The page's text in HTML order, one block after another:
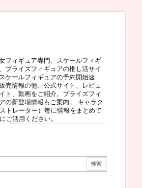
フィギュア専門。スケールフィギ
プライズフィギュアの推し活サイ
ケールフィギュアの予約開始速
売情報の他、公式サイト、レビュ
ト、動画をご紹介。プライズフィ
の新登場情報もご案内。 キャラク
トレーター）毎に情報をまとめて
ご活用ください。